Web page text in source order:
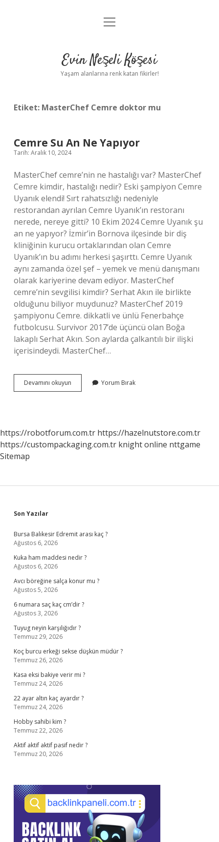
Anasayfa
Yasal Uyarı
menüyü
Evin Neşeli Köşesi
Yaşam alanlarına renk katan fikirler!
Etiket: MasterChef Cemre doktor mu
Cemre Su An Ne Yapıyor
Tarih: Aralık 10, 2024
MasterChef cemre’nin ne hastalığı var? MasterChef
Cemre kimdir, hastalığı nedir? Eski şampiyon Cemre
Uyanık elendi! Sırt rahatsızlığı nedeniyle
restorandan ayrılan Cemre Uyanık’ın restoranı
nerede, nereye gitti? 10 Ekim 2024 Cemre Uyanık şu
an ne yapıyor? İzmir’in Bornova ilçesinde bir diş
kliniğinin kurucu ortaklarından olan Cemre
Uyanık’ın bu adımı herkesi şaşırttı. Cemre Uyanık
aynı zamanda özel şef – yemek ve menü danışmanı
olarak kariyerine devam ediyor. MasterChef
cemre’nin sevgilisi kimdir? Serhat Akın ile birlikte
olduğunu biliyor muydunuz? MasterChef 2019
şampiyonu Cemre. dikkatli ve ünlü Fenerbahçe
futbolcusu. Survivor 2017’de üçüncü olan Boğa
lakaplı Serhat Akın. Son aylarda çalkantılı bir ilişki
içerisindeydi. MasterChef…
Devamını okuyun
Su
Yorum Bırak
https://robotforum.com.tr https://hazelnutstore.com.tr
https://custompackaging.com.tr knight online nttgame
Sitemap
Sidebar
Son Yazılar
Bursa Balıkesir Edremit arası kaç ?
Ağustos 6, 2026
Kuka ham maddesi nedir ?
Ağustos 6, 2026
Avcı böreğine salça konur mu ?
Ağustos 5, 2026
6 numara saç kaç cm’dir ?
Ağustos 3, 2026
Tuyug neyin karşılığıdır ?
Temmuz 29, 2026
Koç burcu erkeği sekse düşkün müdür ?
Temmuz 26, 2026
Kasa eksi bakiye verir mi ?
Temmuz 24, 2026
22 ayar altın kaç ayardır ?
Temmuz 24, 2026
Hobby sahibi kim ?
Temmuz 22, 2026
Aktif aktif aktif pasif nedir ?
Temmuz 20, 2026